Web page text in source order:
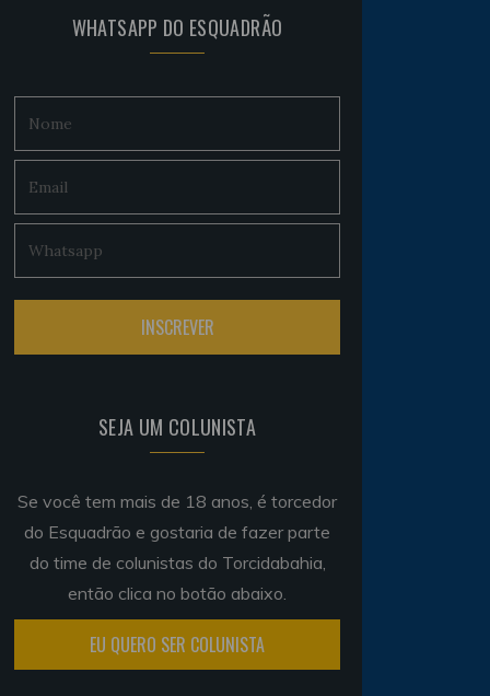
WHATSAPP DO ESQUADRÃO
SEJA UM COLUNISTA
Se você tem mais de 18 anos, é torcedor
do Esquadrão e gostaria de fazer parte
do time de colunistas do Torcidabahia,
então clica no botão abaixo.
EU QUERO SER COLUNISTA